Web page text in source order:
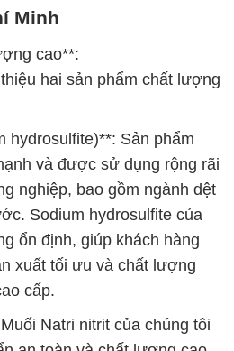
Minh
cao**:
hai sản phẩm chất lượng
hydrosulfite)**: Sản phẩm
và được sử dụng rộng rãi
nghiệp, bao gồm ngành dệt
Sodium hydrosulfite của
ổn định, giúp khách hàng
xuất tối ưu và chất lượng
cấp.
Natri nitrit của chúng tôi